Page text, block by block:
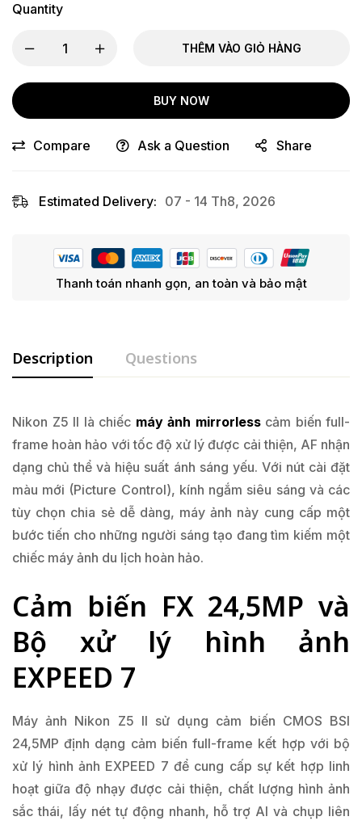
Quantity
THÊM VÀO GIỎ HÀNG
BUY NOW
Compare Ask a Question Share
Estimated Delivery: 07 - 14 Th8, 2026
Thanh toán nhanh gọn, an toàn và bảo mật
Description Questions
Nikon Z5 II là chiếc máy ảnh mirrorlesscảm biến full-
frame hoàn hảo với tốc độ xử lý được cải thiện, AF nhận
dạng chủ thể và hiệu suất ánh sáng yếu. Với nút cài đặt
màu mới (Picture Control), kính ngắm siêu sáng và các
tùy chọn chia sẻ dễ dàng, máy ảnh này cung cấp một
bước tiến cho những người sáng tạo đang tìm kiếm một
chiếc máy ảnh du lịch hoàn hảo.
Cảm biến FX 24,5MP và
Bộ xử lý hình ảnh
EXPEED 7
Máy ảnh Nikon Z5 II sử dụng cảm biến CMOS BSI
24,5MP định dạng cảm biến full-frame kết hợp với bộ
xử lý hình ảnh EXPEED 7 để cung cấp sự kết hợp linh
hoạt giữa độ nhạy được cải thiện, chất lượng hình ảnh
sắc thái, lấy nét tự động nhanh, hỗ trợ AI và chụp liên